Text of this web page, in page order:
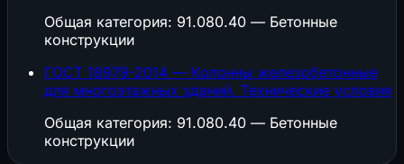
Общая категория: 91.080.40 — Бетонные
конструкции
ГОСТ 18979-2014 — Колонны железобетонные
для многоэтажных зданий. Технические условия
Общая категория: 91.080.40 — Бетонные
конструкции